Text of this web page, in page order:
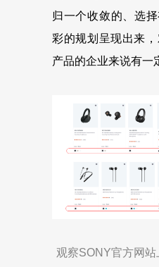
归一个收敛的、选
彩的规划呈现出来
产品的企业来说有一
观察SONY官方网